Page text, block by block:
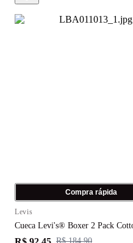
Compra rápida
Levis
Cueca Levi's® Boxer 2 Pack
R$ 184,90